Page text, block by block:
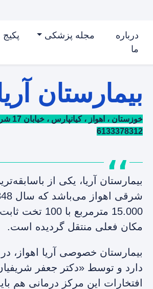
درباره
ما
مجله پزشکی
بیمارستان
خوزستان ، اهواز ، کیانپارس ، خیابان 17 شرقی ، جنب مخابرات ، بیمارستان آریا
6133378312
مکان فعلی منتقل گردیده است.
دارد و توسط «دکتر جعفر
افتخارات این مرکز درمانی هم